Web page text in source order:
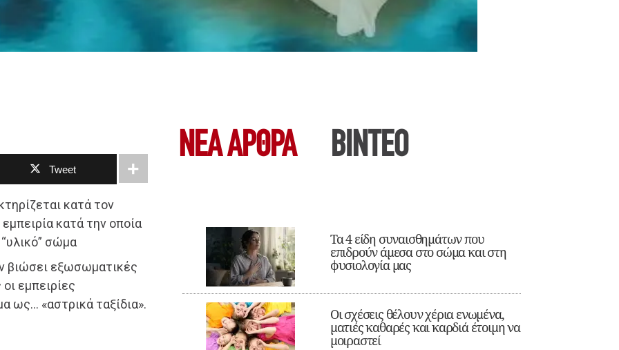
Tweet
κατά τον
κατά την οποία
σώμα
βιώσει εξωσωματικές
εμπειρίες
ως… «αστρικά ταξίδια».
ΝΕΑ ΆΡΘΡΑ ΒΙΝΤΕΟ
Τα 4 είδη συναισθημάτων που
επιδρούν άμεσα στο σώμα και στη
φυσιολογία μας
Οι σχέσεις θέλουν χέρια ενωμένα,
ματιές καθαρές και καρδιά έτοιμη να
μοιραστεί